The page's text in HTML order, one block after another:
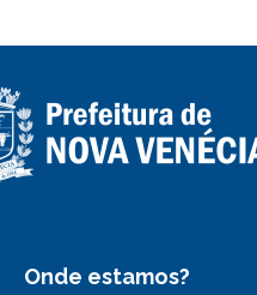
Onde estamos?